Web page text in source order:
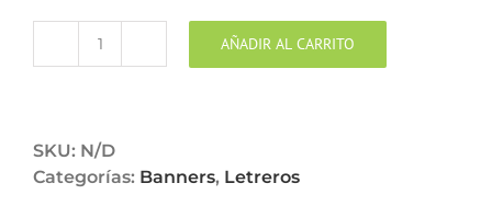
Banners
AÑADIR AL CARRITO
SKU: N/D
Categorías: Banners, Letreros